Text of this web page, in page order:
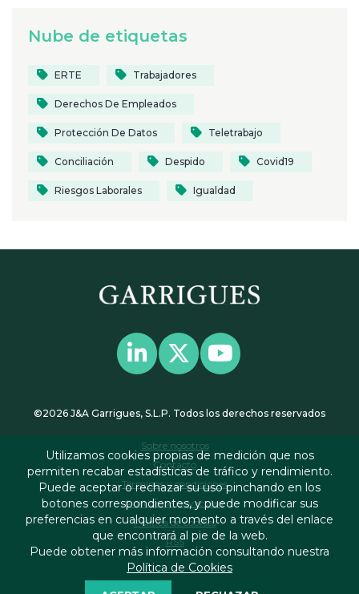
Nube de etiquetas
ERTE Trabajadores
Derechos De Empleados
Protección De Datos Teletrabajo
Conciliación Despido Covid19
Riesgos Laborales Igualdad
©2026 J&A Garrigues, S.L.P. Todos los derechos reservados
Sobre nosotros
Contacto
Términos y condiciones
Política de privacidad
Política de cookies
RSS
Utilizamos cookies propias de medición que nos
permiten recabar estadísticas de tráfico y rendimiento.
Puede aceptar o rechazar su uso pinchando en los
botones correspondientes, y puede modificar sus
preferencias en cualquier momento a través del enlace
que encontrará al pie de la web.
Puede obtener más información consultando nuestra
Política de Cookies